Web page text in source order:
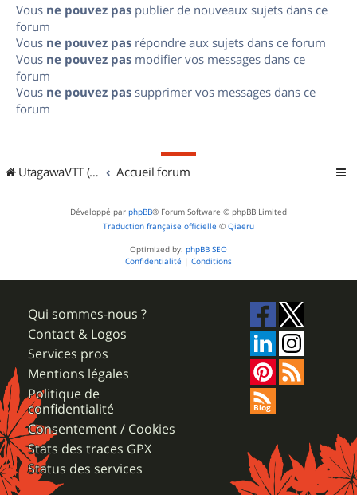
Vous ne pouvez pas publier de nouveaux sujets dans ce
forum
Vous ne pouvez pas répondre aux sujets dans ce forum
Vous ne pouvez pas modifier vos messages dans ce
forum
Vous ne pouvez pas supprimer vos messages dans ce
forum
UtagawaVTT (Randos VTT et VTTAE avec traces GPS) Accueil forum
Développé par phpBB® Forum Software © phpBB Limited
Traduction française officielle © Qiaeru
Optimized by: phpBB SEO
Confidentialité | Conditions
Qui sommes-nous ?
Contact & Logos
Services pros
Mentions légales
Politique de
confidentialité
Consentement / Cookies
Stats des traces GPX
Status des services